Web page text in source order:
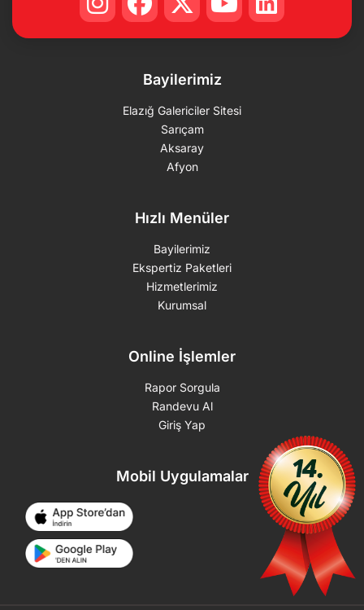
Bayilerimiz
Elazığ Galericiler Sitesi
Sarıçam
Aksaray
Afyon
Hızlı Menüler
Bayilerimiz
Ekspertiz Paketleri
Hizmetlerimiz
Kurumsal
Online İşlemler
Rapor Sorgula
Randevu Al
Giriş Yap
Mobil Uygulamalar